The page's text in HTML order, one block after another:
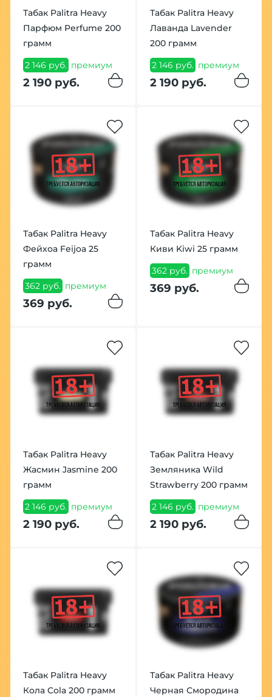
Табак Palitra Heavy
Парфюм Perfume 200
грамм
2 146 руб. премиум
2 190 руб.
Табак Palitra Heavy
Лаванда Lavender
200 грамм
2 146 руб. премиум
2 190 руб.
Табак Palitra Heavy
Фейхоа Feijoa 25
грамм
362 руб. премиум
369 руб.
Табак Palitra Heavy
Киви Kiwi 25 грамм
362 руб. премиум
369 руб.
Табак Palitra Heavy
Жасмин Jasmine 200
грамм
2 146 руб. премиум
2 190 руб.
Табак Palitra Heavy
Земляника Wild
Strawberry 200 грамм
2 146 руб. премиум
2 190 руб.
Табак Palitra Heavy
Кола Cola 200 грамм
Табак Palitra Heavy
Черная Смородина